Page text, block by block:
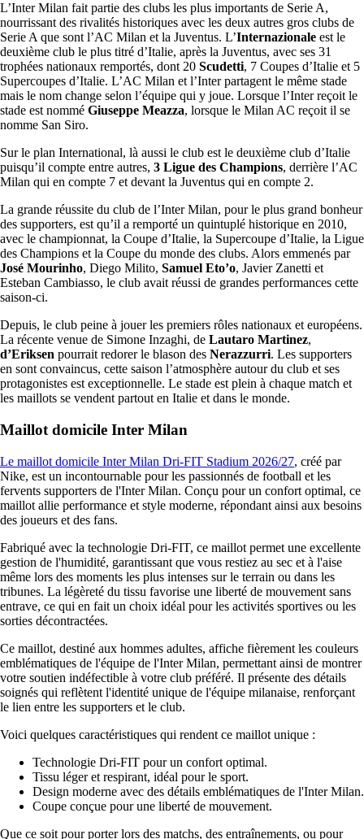
L’Inter Milan fait partie des clubs les plus importants de Serie A,
nourrissant des rivalités historiques avec les deux autres gros clubs de
Serie A que sont l’AC Milan et la Juventus. L’Internazionale est le
deuxième club le plus titré d’Italie, après la Juventus, avec ses 31
trophées nationaux remportés, dont 20 Scudetti, 7 Coupes d’Italie et 5
Supercoupes d’Italie. L’AC Milan et l’Inter partagent le même stade
mais le nom change selon l’équipe qui y joue. Lorsque l’Inter reçoit le
stade est nommé Giuseppe Meazza, lorsque le Milan AC reçoit il se
nomme San Siro.
Sur le plan International, là aussi le club est le deuxième club d’Italie
puisqu’il compte entre autres, 3 Ligue des Champions, derrière l’AC
Milan qui en compte 7 et devant la Juventus qui en compte 2.
La grande réussite du club de l’Inter Milan, pour le plus grand bonheur
des supporters, est qu’il a remporté un quintuplé historique en 2010,
avec le championnat, la Coupe d’Italie, la Supercoupe d’Italie, la Ligue
des Champions et la Coupe du monde des clubs. Alors emmenés par
José Mourinho, Diego Milito, Samuel Eto’o, Javier Zanetti et
Esteban Cambiasso, le club avait réussi de grandes performances cette
saison-ci.
Depuis, le club peine à jouer les premiers rôles nationaux et européens.
La récente venue de Simone Inzaghi, de Lautaro Martinez,
d’Eriksen pourrait redorer le blason des Nerazzurri. Les supporters
en sont convaincus, cette saison l’atmosphère autour du club et ses
protagonistes est exceptionnelle. Le stade est plein à chaque match et
les maillots se vendent partout en Italie et dans le monde.
Maillot domicile Inter Milan
Le maillot domicile Inter Milan Dri-FIT Stadium 2026/27, créé par
Nike, est un incontournable pour les passionnés de football et les
fervents supporters de l'Inter Milan. Conçu pour un confort optimal, ce
maillot allie performance et style moderne, répondant ainsi aux besoins
des joueurs et des fans.
Fabriqué avec la technologie Dri-FIT, ce maillot permet une excellente
gestion de l'humidité, garantissant que vous restiez au sec et à l'aise
même lors des moments les plus intenses sur le terrain ou dans les
tribunes. La légèreté du tissu favorise une liberté de mouvement sans
entrave, ce qui en fait un choix idéal pour les activités sportives ou les
sorties décontractées.
Ce maillot, destiné aux hommes adultes, affiche fièrement les couleurs
emblématiques de l'équipe de l'Inter Milan, permettant ainsi de montrer
votre soutien indéfectible à votre club préféré. Il présente des détails
soignés qui reflètent l'identité unique de l'équipe milanaise, renforçant
le lien entre les supporters et le club.
Voici quelques caractéristiques qui rendent ce maillot unique :
Technologie Dri-FIT pour un confort optimal.
Tissu léger et respirant, idéal pour le sport.
Design moderne avec des détails emblématiques de l'Inter Milan.
Coupe conçue pour une liberté de mouvement.
Que ce soit pour porter lors des matchs, des entraînements, ou pour